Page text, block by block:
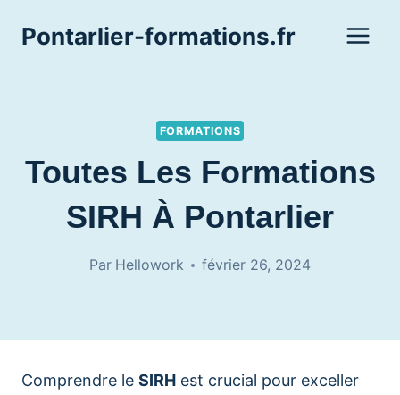
Pontarlier-formations.fr
FORMATIONS
Toutes Les Formations
SIRH À Pontarlier
Par Hellowork février 26, 2024
Comprendre le SIRH est crucial pour exceller